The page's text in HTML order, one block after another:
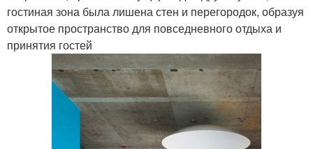
гостиная зона была лишена стен и перегородок, образуя
открытое пространство для повседневного отдыха и
принятия гостей